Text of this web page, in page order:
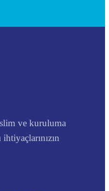
ve kuruluma